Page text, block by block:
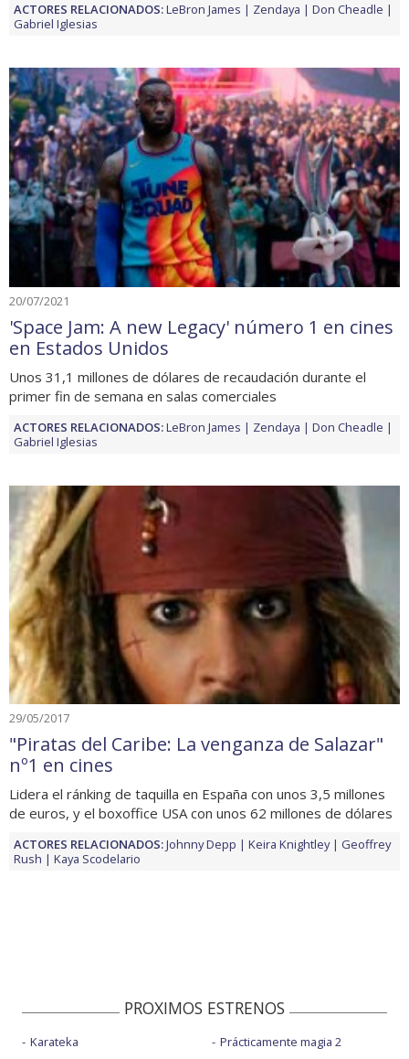
ACTORES RELACIONADOS:LeBron James Zendaya
Don Cheadle
Gabriel Iglesias
20/07/2021
'Space Jam: A new Legacy' número 1 en cines
en Estados Unidos
Unos 31,1 millones de dólares de recaudación durante el
primer fin de semana en salas comerciales
ACTORES RELACIONADOS:LeBron James Zendaya
Don Cheadle
Gabriel Iglesias
29/05/2017
"Piratas del Caribe: La venganza de Salazar"
nº1 en cines
Lidera el ránking de taquilla en España con unos 3,5 millones
de euros, y el boxoffice USA con unos 62 millones de dólares
ACTORES RELACIONADOS:Johnny Depp Keira Knightley
Geoffrey
Rush
Kaya Scodelario
PROXIMOS ESTRENOS
Karateka
Prácticamente magia 2